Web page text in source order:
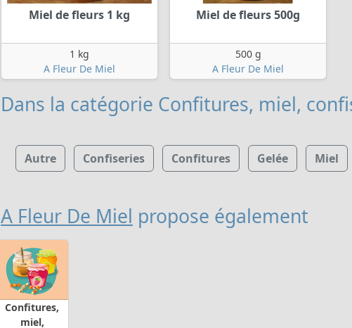
Miel de fleurs 1 kg
1 kg
A Fleur De Miel
Miel de fleurs 500g
500 g
A Fleur De Miel
Dans la catégorie Confitures, miel,
Autre Confiseries Confitures Gelée Miel
A Fleur De Miel propose également
Confitures,
miel,